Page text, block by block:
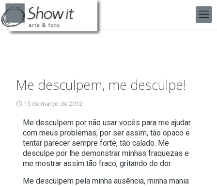
Me desculpem, me desculpe!
15 de março de 2012
Me desculpem por não usar vocês para me ajudar
com meus problemas, por ser assim, tão opaco e
tentar parecer sempre forte, tão calado. Me
desculpe por lhe demonstrar minhas fraquezas e
me mostrar assim tão fraco, gritando de dor.
Me desculpem pela minha ausência, minha mania